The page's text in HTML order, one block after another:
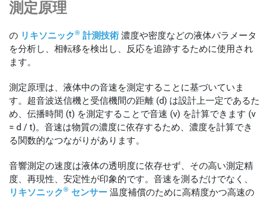
測定原理
の リキソニック® 計測技術 濃度や密度などの液体パラメータ
を分析し、相転移を検出し、反応を追跡するために使用され
ます。
測定原理は、液体中の音速を測定することに基づいていま
す。超音波送信機と受信機間の距離 (d) は設計上一定であるた
め、伝播時間 (t) を測定することで音速 (v) を計算できます (v
= d / t)。音速は物質の濃度に依存するため、濃度を計算でき
る関数的なつながりがあります。
音響測定の速度は液体の透明度に依存せず、その高い測定精
度、再現性、安定性が印象的です。音速を測るだけでなく、
リキソニック® センサー 温度補償のために高精度かつ高速の